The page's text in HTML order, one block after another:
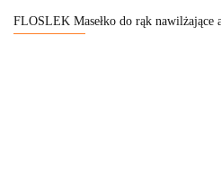
FLOSLEK Masełko do rąk nawilżające